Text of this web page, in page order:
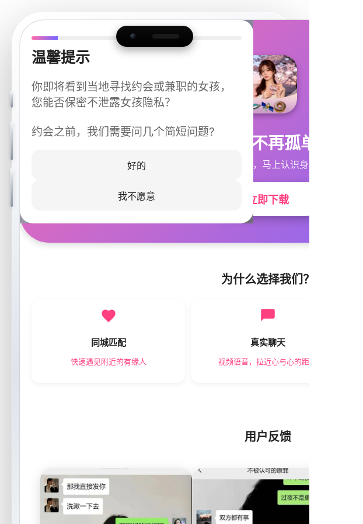
温馨提示
你即将看到当地寻找约会或兼职的女孩，
您能否保密不泄露女孩隐私？
约会之前，我们需要问几个简短问题?
好的
我不愿意
今晚不再孤单
同城快速匹配，马上认识身边的TA
立即下载
为什么选择我们？
同城匹配
快速遇见附近的有缘人
真实聊天
视频语音，拉近心与心的距离
用户反馈